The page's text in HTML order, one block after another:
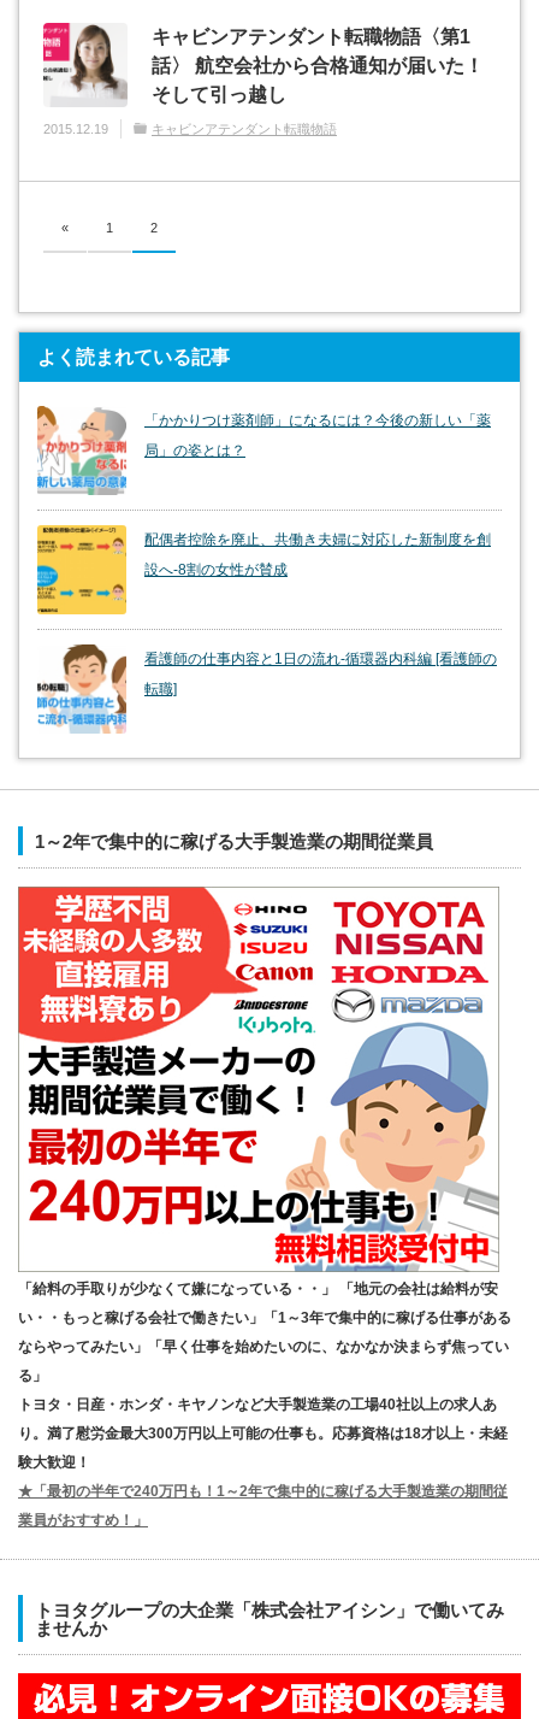
キャビンアテンダント転職物語〈第1
話〉 航空会社から合格通知が届いた！
そして引っ越し
2015.12.19 キャビンアテンダント転職物語
« 1 2
よく読まれている記事
「かかりつけ薬剤師」になるには？今後の新しい「薬
局」の姿とは？
配偶者控除を廃止、共働き夫婦に対応した新制度を創
設へ-8割の女性が賛成
看護師の仕事内容と1日の流れ-循環器内科編 [看護師の
転職]
1～2年で集中的に稼げる大手製造業の期間従業員
「給料の手取りが少なくて嫌になっている・・」 「地元の会社は給料が安
い・・もっと稼げる会社で働きたい」「1～3年で集中的に稼げる仕事がある
ならやってみたい」「早く仕事を始めたいのに、なかなか決まらず焦ってい
る」
トヨタ・日産・ホンダ・キヤノンなど大手製造業の工場40社以上の求人あ
り。満了慰労金最大300万円以上可能の仕事も。応募資格は18才以上・未経
験大歓迎！
★「最初の半年で240万円も！1～2年で集中的に稼げる大手製造業の期間従
業員がおすすめ！」
トヨタグループの大企業「株式会社アイシン」で働いてみ
ませんか